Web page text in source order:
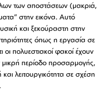
των αποστάσεων (μακριά,
στην εικόνα. Αυτό
και ξεκούραστη στην
όπως η εργασία σε
πολυεστιακοί φακοί έχουν
μικρή περίοδο προσαρμογής,
λειτουργικότητα σε σχέση